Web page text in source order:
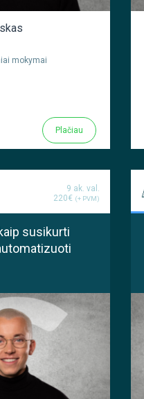
mokymai
Plačiau
9 ak. val.
220€ (+ PVM)
susikurti